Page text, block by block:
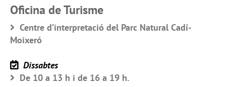
Oficina de Turisme
Centre d’interpretació del Parc Natural Cadí-
Moixeró
Dissabtes
De 10 a 13 h i de 16 a 19 h.